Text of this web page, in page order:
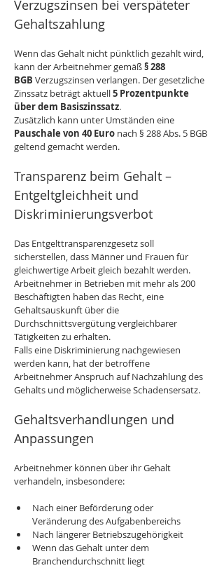
Verzugszinsen bei verspäteter
Gehaltszahlung
Wenn das Gehalt nicht pünktlich gezahlt wird,
kann der Arbeitnehmer gemäß § 288
BGB Verzugszinsen verlangen. Der gesetzliche
Zinssatz beträgt aktuell 5 Prozentpunkte
über dem Basiszinssatz.
Zusätzlich kann unter Umständen eine
Pauschale von 40 Euro nach § 288 Abs. 5 BGB
geltend gemacht werden.
Transparenz beim Gehalt –
Entgeltgleichheit und
Diskriminierungsverbot
Das Entgelttransparenzgesetz soll
sicherstellen, dass Männer und Frauen für
gleichwertige Arbeit gleich bezahlt werden.
Arbeitnehmer in Betrieben mit mehr als 200
Beschäftigten haben das Recht, eine
Gehaltsauskunft über die
Durchschnittsvergütung vergleichbarer
Tätigkeiten zu erhalten.
Falls eine Diskriminierung nachgewiesen
werden kann, hat der betroffene
Arbeitnehmer Anspruch auf Nachzahlung des
Gehalts und möglicherweise Schadensersatz.
Gehaltsverhandlungen und
Anpassungen
Arbeitnehmer können über ihr Gehalt
verhandeln, insbesondere:
Nach einer Beförderung oder
Veränderung des Aufgabenbereichs
Nach längerer Betriebszugehörigkeit
Wenn das Gehalt unter dem
Branchendurchschnitt liegt